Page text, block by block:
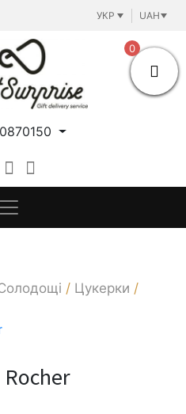
УКР UAH
/ Цукерки /
0